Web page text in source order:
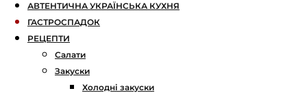
АВТЕНТИЧНА УКРАЇНСЬКА КУХНЯ
ГАСТРОСПАДОК
РЕЦЕПТИ
Салати
Закуски
Холодні закуски